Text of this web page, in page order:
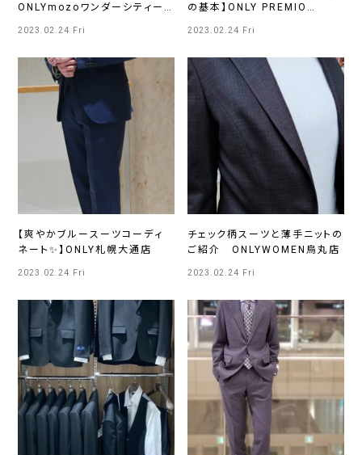
ONLYmozoワンダーシティー
2023.02.24 Fri
の基本】ONLY PREMIO
2023.02.24 Fri
【爽やかブルースーツコーディ
ネート✨】ONLY札幌大通店
2023.02.24 Fri
チェック柄スーツと薄手ニットの
ご紹介 ONLYWOMEN烏丸店
2023.02.24 Fri